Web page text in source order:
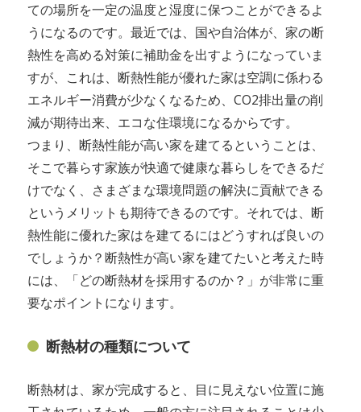
ての場所を一定の温度と湿度に保つことができるよ
うになるのです。最近では、国や自治体が、家の断
熱性を高める対策に補助金を出すようになっていま
すが、これは、断熱性能が優れた家は空調に係わる
エネルギー消費が少なくなるため、CO2排出量の削
減が期待出来、エコな住環境になるからです。
つまり、断熱性能が高い家を建てるということは、
そこで暮らす家族が快適で健康な暮らしをできるだ
けでなく、さまざまな環境問題の解決に貢献できる
というメリットも期待できるのです。それでは、断
熱性能に優れた家はを建てるにはどうすれば良いの
でしょうか？断熱性が高い家を建てたいと考えた時
には、「どの断熱材を採用するのか？」が非常に重
要なポイントになります。
断熱材の種類について
断熱材は、家が完成すると、目に見えない位置に施